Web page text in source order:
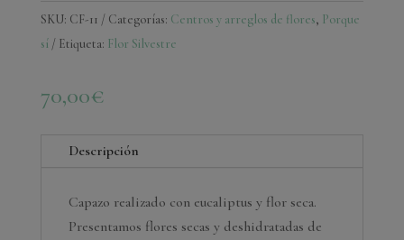
SKU: CF-11 Categorías: Centros y arreglos de flores, Porque
sí
Etiqueta: Flor Silvestre
70,00€
Descripción
Capazo realizado con eucaliptus y flor seca.
Presentamos flores secas y deshidratadas de